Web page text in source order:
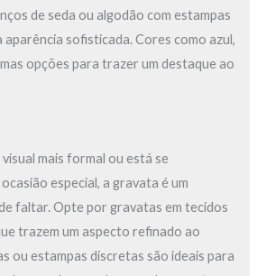
de seda ou algodão com estampas
aparência sofisticada. Cores como azul,
opções para trazer um destaque ao
mais formal ou está se
especial, a gravata é um
faltar. Opte por gravatas em tecidos
trazem um aspecto refinado ao
ou estampas discretas são ideais para